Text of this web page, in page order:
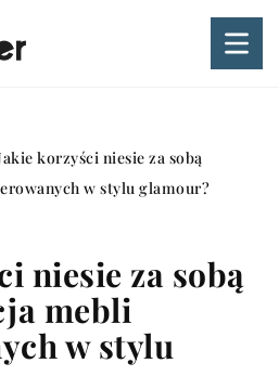
korzyści niesie za sobą
w stylu glamour?
niesie za sobą
mebli
w stylu